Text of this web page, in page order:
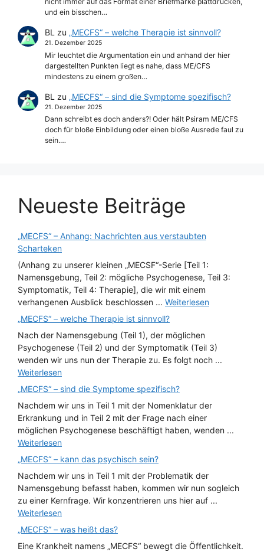
und ein bisschen…
BL zu „MECFS“ – welche Therapie ist sinnvoll?
21. Dezember 2025
Mir leuchtet die Argumentation ein und anhand der hier
dargestellten Punkten liegt es nahe, dass ME/CFS
mindestens zu einem großen…
BL zu „MECFS“ – sind die Symptome spezifisch?
21. Dezember 2025
Dann schreibt es doch anders?! Oder hält Psiram ME/CFS
doch für bloße Einbildung oder einen bloße Ausrede faul zu
sein.…
Neueste Beiträge
„MECFS“ – Anhang: Nachrichten aus verstaubten
Scharteken
(Anhang zu unserer kleinen „MECSF“-Serie [Teil 1:
Namensgebung, Teil 2: mögliche Psychogenese, Teil 3:
Symptomatik, Teil 4: Therapie], die wir mit einem
verhangenen Ausblick beschlossen ... Weiterlesen
„MECFS“ – welche Therapie ist sinnvoll?
Nach der Namensgebung (Teil 1), der möglichen
Psychogenese (Teil 2) und der Symptomatik (Teil 3)
wenden wir uns nun der Therapie zu. Es folgt noch ...
Weiterlesen
„MECFS“ – sind die Symptome spezifisch?
Nachdem wir uns in Teil 1 mit der Nomenklatur der
Erkrankung und in Teil 2 mit der Frage nach einer
möglichen Psychogenese beschäftigt haben, wenden ...
Weiterlesen
„MECFS“ – kann das psychisch sein?
Nachdem wir uns in Teil 1 mit der Problematik der
Namensgebung befasst haben, kommen wir nun sogleich
zu einer Kernfrage. Wir konzentrieren uns hier auf ...
Weiterlesen
„MECFS“ – was heißt das?
Eine Krankheit namens „MECFS“ bewegt die Öffentlichkeit.